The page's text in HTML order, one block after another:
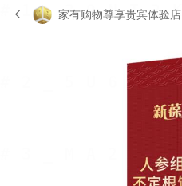
家有购物尊享贵宾体验店